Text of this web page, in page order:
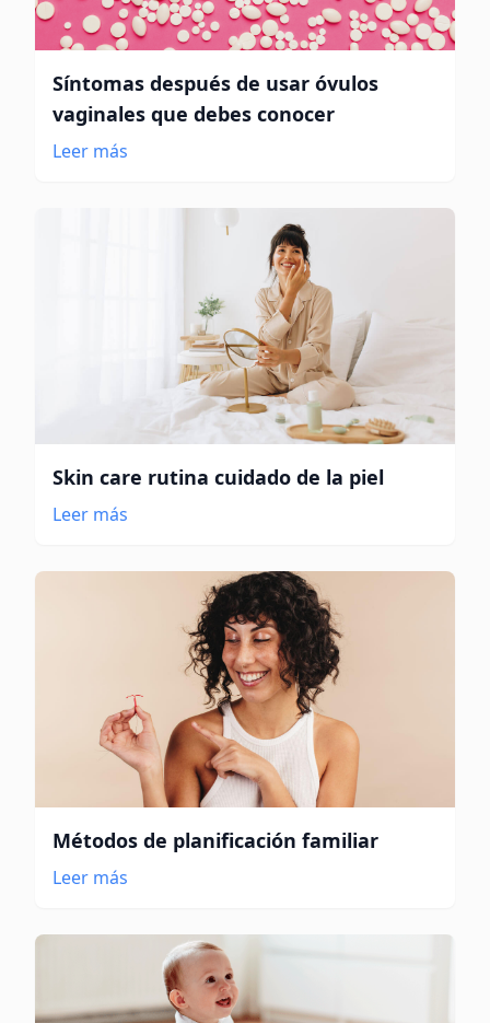
Síntomas después de usar óvulos
vaginales que debes conocer
Leer más
Skin care rutina cuidado de la piel
Leer más
Métodos de planificación familiar
Leer más